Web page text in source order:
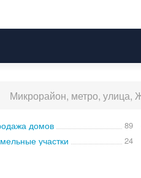
домов 89
участки 24